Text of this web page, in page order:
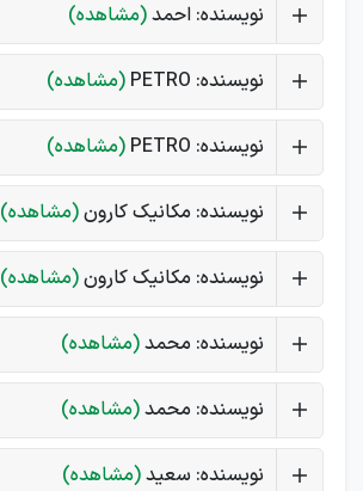
نویسنده: احمد(مشاهده)
نویسنده: PETRO (مشاهده)
نویسنده: PETRO (مشاهده)
نویسنده: مکانیک کارون(مشاهده)
نویسنده: مکانیک کارون(مشاهده)
نویسنده: محمد(مشاهده)
نویسنده: محمد(مشاهده)
نویسنده: سعید(مشاهده)